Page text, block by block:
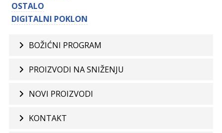
OSTALO
DIGITALNI POKLON
BOŽIĆNI PROGRAM
PROIZVODI NA SNIŽENJU
NOVI PROIZVODI
KONTAKT